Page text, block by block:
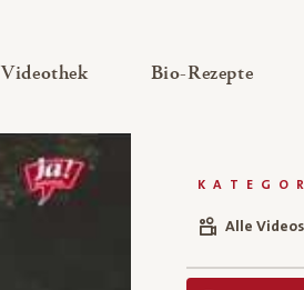
Videothek— Untermenü ausklappen
Bio-Rezepte—
Alle Videos